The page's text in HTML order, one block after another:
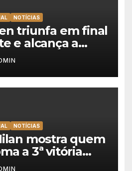
NOTÍCIAS
triunfa em final
e alcança a
da carreira na
NOTÍCIAS
mostra quem
a 3ª vitória
Volta a